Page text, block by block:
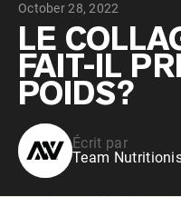
PROTÉINES
October 28, 2022
LE
FAIT-IL
POIDS?
Écrit par
Team